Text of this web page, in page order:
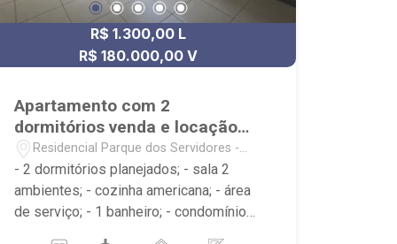
R$ 1.300,00 L
R$ 180.000,00 V
Apartamento com 2
dormitórios venda e locação
Parque dos Servidores
Residencial Parque dos Servidores -
Ribeirão Preto/SP
- 2 dormitórios planejados; - sala 2
ambientes; - cozinha americana; - área
de serviço; - 1 banheiro; - condomínio